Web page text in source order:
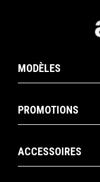
MODÈLES
PROMOTIONS
ACCESSOIRES